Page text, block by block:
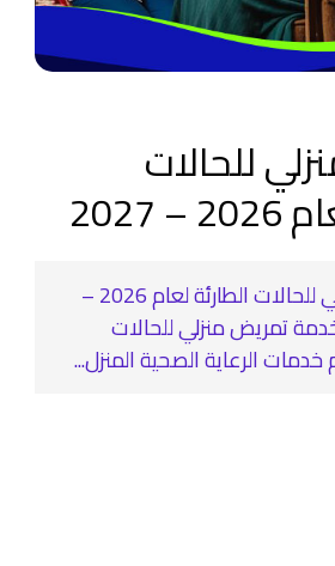
للحالات
2027
🚑تمريض منزلي للحالات الطارئة لعام 2026 –
خدمة تمريض منزلي للحالات
الرعاية الصحية المنزل...